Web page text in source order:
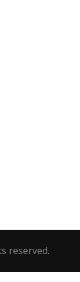
reserved.